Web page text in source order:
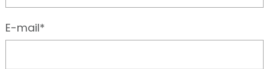
E-mail*